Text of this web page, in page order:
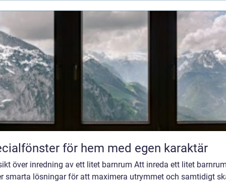
för hem med egen karaktär
över inredning av ett litet barnrum Att inreda ett litet
smarta lösningar för att maximera utrymmet och samtidigt